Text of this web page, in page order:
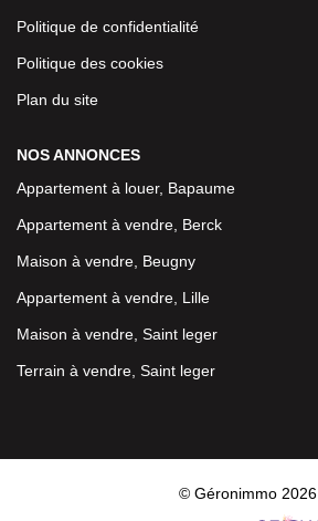
Politique de confidentialité
Politique des cookies
Plan du site
NOS ANNONCES
Appartement à louer, Bapaume
Appartement à vendre, Berck
Maison à vendre, Beugny
Appartement à vendre, Lille
Maison à vendre, Saint leger
Terrain à vendre, Saint leger
© Géronimmo 2026